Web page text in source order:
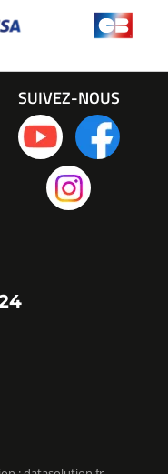
SUIVEZ-NOUS